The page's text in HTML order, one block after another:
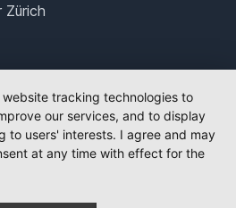
tracking technologies to
our services, and to display
to users' interests. I agree and may
at any time with effect for the